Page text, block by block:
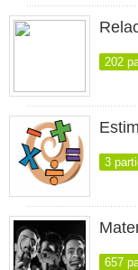
202
3
657